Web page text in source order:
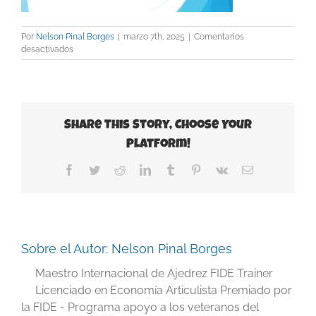
Por Nelson Pinal Borges | marzo 7th, 2025 | Comentarios
desactivadosen
Slide7
Share This Story, Choose Your
Platform!
Facebook
TwitterRedditLinkedInTumblr Pinterest
Vk
Correo
Sobre el Autor: Nelson Pinal Borges
Maestro Internacional de Ajedrez FIDE Trainer
Licenciado en Economía Articulista Premiado por
la FIDE - Programa apoyo a los veteranos del